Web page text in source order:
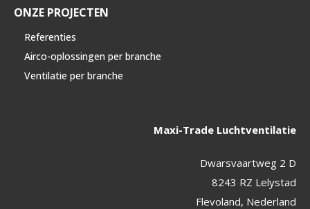
ONZE PROJECTEN
Referenties
Airco-oplossingen per branche
Ventilatie per branche
Maxi-Trade Luchtventilatie
Dwarsvaartweg 2 D
8243 RZ Lelystad
Flevoland, Nederland